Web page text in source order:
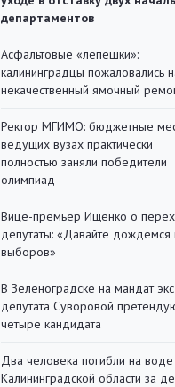
департаментов
Асфальтовые «лепешки»:
калининградцы пожаловались
некачественный ямочный
Ректор МГИМО: бюджетные
ведущих вузах практически
полностью заняли победители
олимпиад
Вице-премьер Ищенко о
депутаты: «Давайте дождемся
выборов»
В Зеленоградске на мандат
депутата Суворовой
четыре кандидата
Два человека погибли на воде
Калининградской области за